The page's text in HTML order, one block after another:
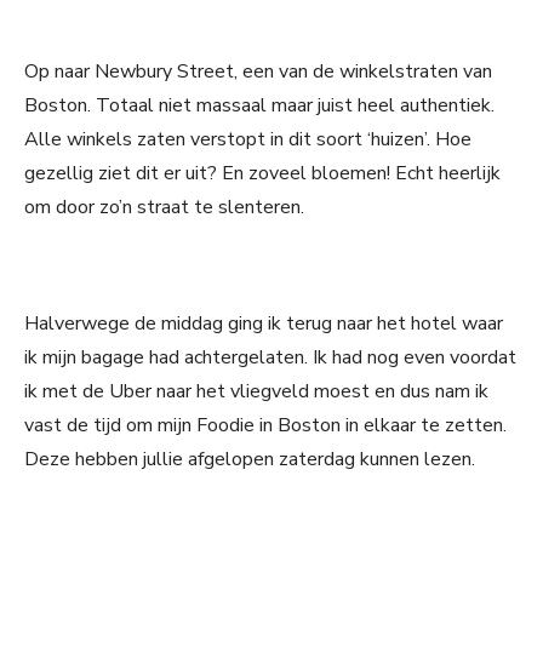
Op naar Newbury Street, een van de winkelstraten van
Boston. Totaal niet massaal maar juist heel authentiek.
Alle winkels zaten verstopt in dit soort ‘huizen’. Hoe
gezellig ziet dit er uit? En zoveel bloemen! Echt heerlijk
om door zo’n straat te slenteren.
Halverwege de middag ging ik terug naar het hotel waar
ik mijn bagage had achtergelaten. Ik had nog even voordat
ik met de Uber naar het vliegveld moest en dus nam ik
vast de tijd om mijn Foodie in Boston in elkaar te zetten.
Deze hebben jullie afgelopen zaterdag kunnen lezen.